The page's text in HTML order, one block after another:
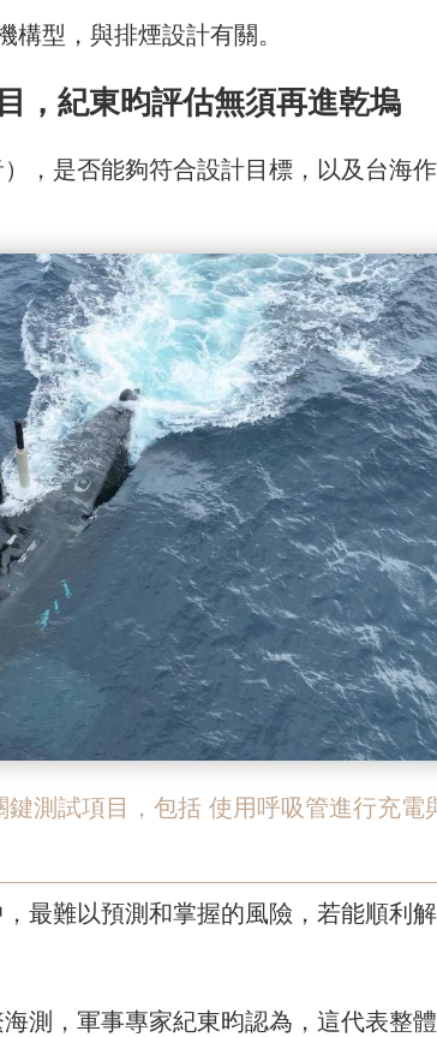
構型，與排煙設計有關。
，紀東昀評估無須再進乾塢
，是否能夠符合設計目標，以及台海
測試項目，包括 使用呼吸管進行充電
最難以預測和掌握的風險，若能順利
測，軍事專家紀東昀認為，這代表整